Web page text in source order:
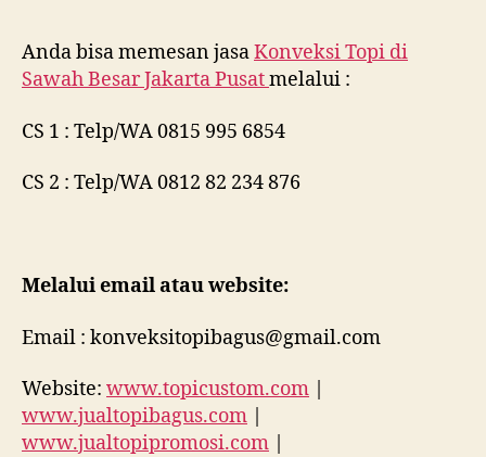
Anda bisa memesan jasaKonveksi Topi di
Sawah Besar Jakarta Pusatmelalui :
CS 1 : Telp/WA 0815 995 6854
CS 2 : Telp/WA 0812 82 234 876
Melalui email atau website:
Email : konveksitopibagus@gmail.com
Website: www.topicustom.com
www.jualtopibagus.com
www.jualtopipromosi.com